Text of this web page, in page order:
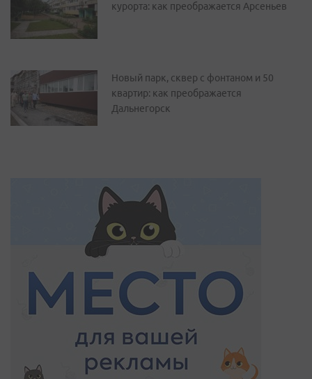
курорта: как преображается Арсеньев
Новый парк, сквер с фонтаном и 50
квартир: как преображается
Дальнегорск